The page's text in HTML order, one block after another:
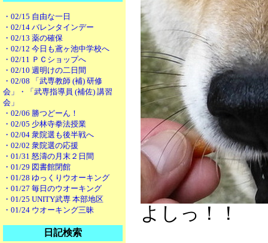
・02/15 自由な一日
・02/14 バレンタインデー
・02/13 薬の確保
・02/12 今日も鳶ヶ池中学校へ
・02/11 ＰＣショップへ
・02/10 週明けの二日間
・02/08 「武専教師 (補) 研修
会」・「武専指導員 (補佐) 講習
会」
・02/06 勝つどーん！
・02/05 少林寺拳法授業
・02/04 衆院選も後半戦へ
・02/02 衆院選の応援
・01/31 怒濤の月末２日間
・01/29 図書館閉館
・01/28 ゆっくりウオーキング
・01/27 毎日のウオーキング
・01/25 UNITY武専 本部地区
・01/24 ウオーキング三昧
日記検索
よしっ！！